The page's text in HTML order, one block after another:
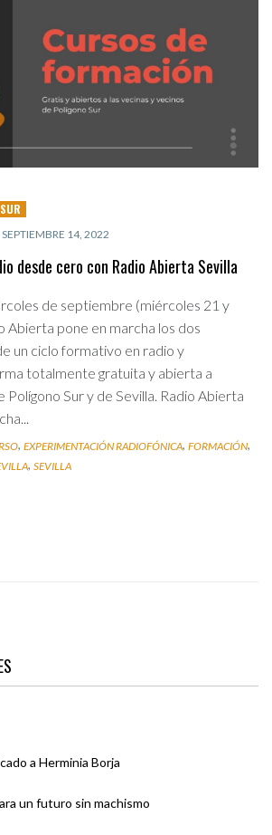
SEPTIEMBRE 14, 2022
desde cero con Radio Abierta Sevilla
de septiembre (miércoles 21 y
Abierta pone en marcha los dos
un ciclo formativo en radio y
totalmente gratuita y abierta a
Polígono Sur y de Sevilla. Radio Abierta
, EXPERIMENTACIÓN RADIOFÓNICA, FORMACIÓN,
, SEVILLA
a Herminia Borja
un futuro sin machismo